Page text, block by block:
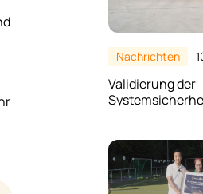
Nachrichten
Validierung der